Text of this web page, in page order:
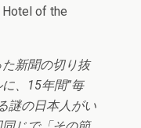
of the
新聞の切り抜
、15年間”毎
謎の日本人がい